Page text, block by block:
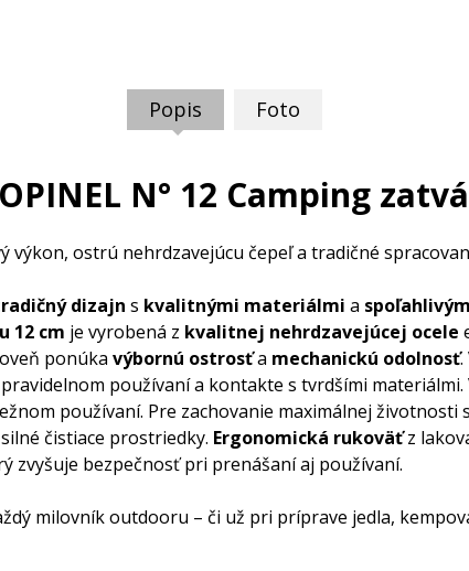
Popis Foto
N° 12 Camping
výkon, ostrú nehrdzavejúcu čepeľ a tradičné
dizajn s kvalitnými materiálmi a
12 cm je vyrobená z kvalitnej nehrdzavejúcej ocele
ponúka výbornú ostrosťa mechanickú odolnosť.
používaní a kontakte s tvrdšími
používaní. Pre zachovanie maximálnej
čistiace prostriedky. Ergonomická rukoväťz
zvyšuje bezpečnosť pri prenášaní aj používaní.
milovník outdooru – či už pri príprave jedla,